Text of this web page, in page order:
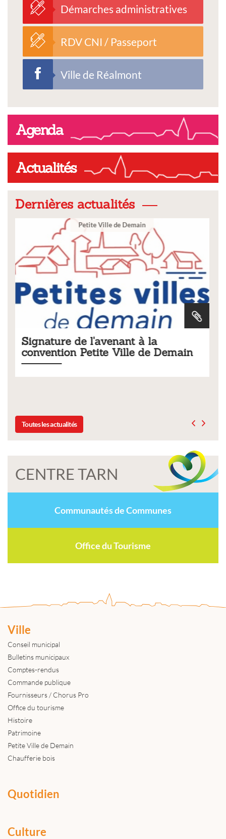
Démarches administratives
RDV CNI / Passeport
Ville de Réalmont
Agenda
Actualités
Dernières actualités
Demain
Tarifs 2026 des services
municipaux
Toutes les actualités
CENTRE TARN
Communautés de Communes
Office du Tourisme
Ville
Conseil municipal
Bulletins municipaux
Comptes-rendus
Commande publique
Fournisseurs / Chorus Pro
Office du tourisme
Histoire
Patrimoine
Petite Ville de Demain
Chaufferie bois
Quotidien
Culture